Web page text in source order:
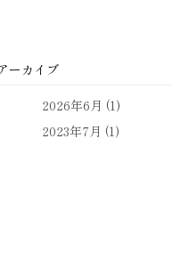
ーカイブ
2026年6月 (1)
2023年7月 (1)